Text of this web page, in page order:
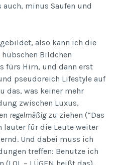
auch, minus Saufen und
also kann ich die
Bildchen
fürs Hirn, und dann erst
pseudoreich Lifestyle auf
das, was keiner mehr
zwischen Luxus,
regelmäßigzu ziehen (“Das
lauter für die Leute weiter
Und dabei muss ich
treffen: Benutze ich